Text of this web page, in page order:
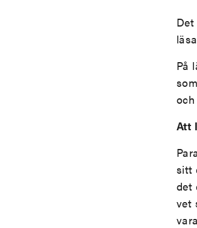
På
Att
sitt
det
vet